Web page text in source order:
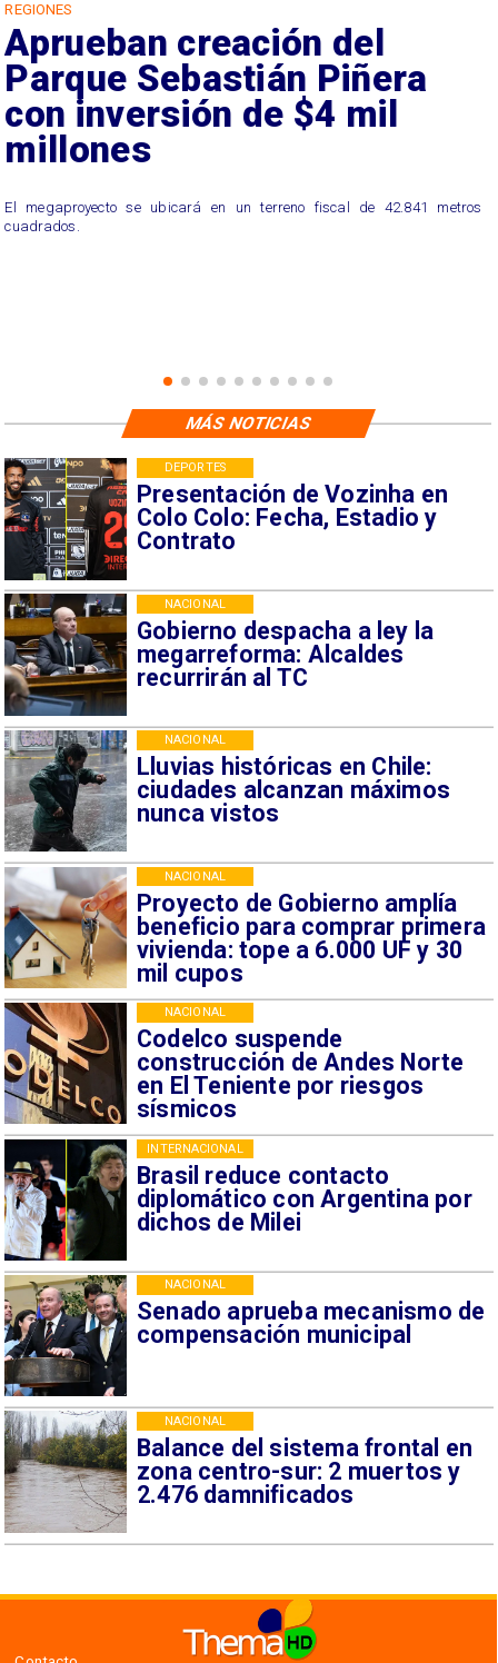
REGIONES
Aprueban creación del
Parque Sebastián Piñera
con inversión de $4 mil
millones
El megaproyecto se ubicará en un terreno fiscal de 42.841 metros
cuadrados.
Presentación de Vozinha en
Colo Colo: Fecha, Estadio y
Contrato
DEPORTES
Gobierno despacha a ley la
megarreforma: Alcaldes
recurrirán al TC
NACIONAL
Lluvias históricas en Chile:
ciudades alcanzan máximos
nunca vistos
NACIONAL
Proyecto de Gobierno amplía
beneficio para comprar primera
vivienda: tope a 6.000 UF y 30
mil cupos
NACIONAL
Codelco suspende
construcción de Andes Norte
en El Teniente por riesgos
sísmicos
NACIONAL
Brasil reduce contacto
diplomático con Argentina por
dichos de Milei
INTERNACIONAL
Senado aprueba mecanismo de
compensación municipal
NACIONAL
Balance del sistema frontal en
zona centro-sur: 2 muertos y
2.476 damnificados
NACIONAL
MÁS NOTICIAS